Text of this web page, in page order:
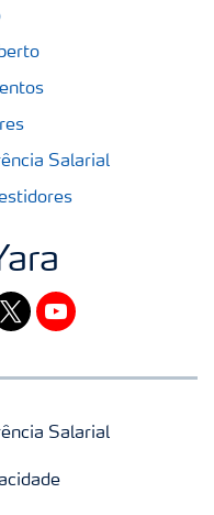
Salarial
youtube
Salarial